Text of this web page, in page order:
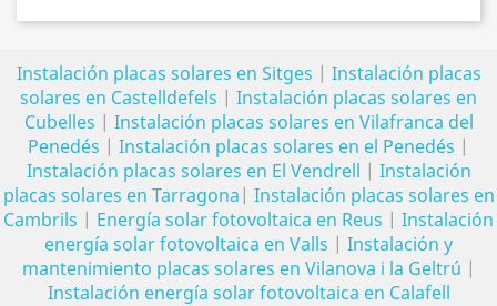
Instalación placas solares en Sitges | Instalación placas
solares en Castelldefels | Instalación placas solares en
Cubelles | Instalación placas solares en Vilafranca del
Penedés | Instalación placas solares en el Penedés |
Instalación placas solares en El Vendrell | Instalación
placas solares en Tarragona | Instalación placas solares en
Cambrils | Energía solar fotovoltaica en Reus | Instalación
energía solar fotovoltaica en Valls | Instalación y
mantenimiento placas solares en Vilanova i la Geltrú |
Instalación energía solar fotovoltaica en Calafell